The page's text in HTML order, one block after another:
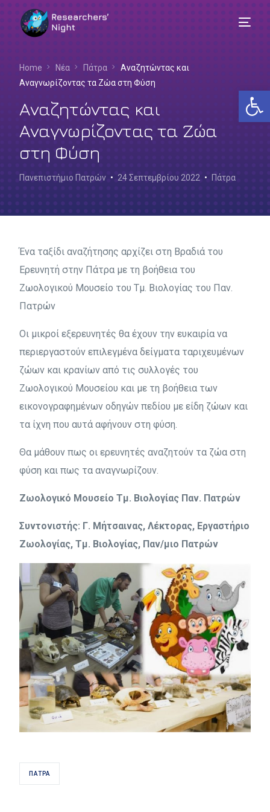
Home Νέα Πάτρα
Αναζητώντας και
Αναγνωρίζοντας τα Ζώα στη Φύση
Αναζητώντας και
Αναγνωρίζοντας τα Ζώα
στη Φύση
Πανεπιστήμιο Πατρών 24 Σεπτεμβρίου 2022 Πάτρα
Ένα ταξίδι αναζήτησης αρχίζει στη Βραδιά του
Ερευνητή στην Πάτρα με τη βοήθεια του
Ζωολογικού Μουσείο του Τμ. Βιολογίας του Παν.
Πατρών
Οι μικροί εξερευνητές θα έχουν την ευκαιρία να
περιεργαστούν επιλεγμένα δείγματα ταριχευμένων
ζώων και κρανίων από τις συλλογές του
Ζωολογικού Μουσείου και με τη βοήθεια των
εικονογραφημένων οδηγών πεδίου με είδη ζώων και
τα ίχνη που αυτά αφήνουν στη φύση.
Θα μάθουν πως οι ερευνητές αναζητούν τα ζώα στη
φύση και πως τα αναγνωρίζουν.
Ζωολογικό Μουσείο Τμ. Βιολογίας Παν. Πατρών
Συντονιστής: Γ. Μήτσαινας, Λέκτορας, Εργαστήριο
Ζωολογίας, Τμ. Βιολογίας, Παν/μιο Πατρών
ΠΆΤΡΑ
Ελληνικά